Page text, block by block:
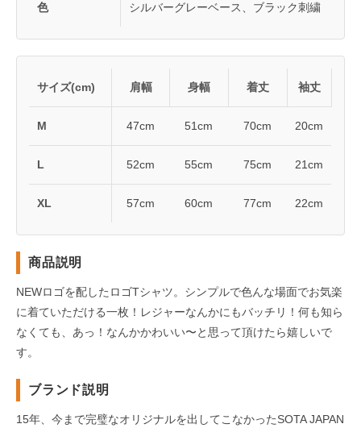
色 シルバーグレーベース、ブラック刺繍
サイズ(cm) 肩幅 身幅 着丈 袖丈
M 47cm 51cm 70cm 20cm
L 52cm 55cm 75cm 21cm
XL 57cm 60cm 77cm 22cm
商品説明
NEWロゴを配したロゴTシャツ。シンプルで色んな場面でお気楽
に着ていただける一枚！レジャーなんかにもバッチリ！何も知ら
なくても、あっ！なんかかわいい〜と思って頂けたら嬉しいで
す。
ブランド説明
15年、今まで完璧なオリジナルを出してこなかったSOTA JAPAN